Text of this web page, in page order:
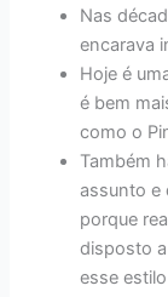
Nas
encarava
Hoje é
é bem
como o
Também
assunto e
porque
disposto
esse